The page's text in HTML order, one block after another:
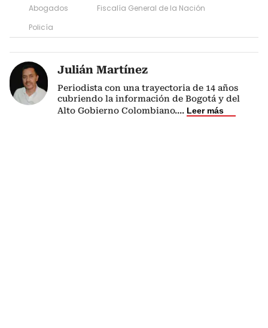
Abogados
Fiscalía General de la Nación
Policía
Julián Martínez
Periodista con una trayectoria de 14 años
cubriendo la información de Bogotá y del
Alto Gobierno Colombiano.... Leer más